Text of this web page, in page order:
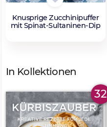
Knusprige Zucchinipuffer
mit Spinat-Sultaninen-Dip
In Kollektionen
32